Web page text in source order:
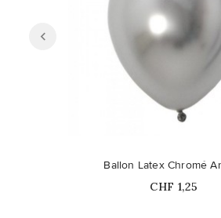
Ballon Latex Chromé
Prix
CHF 1,25